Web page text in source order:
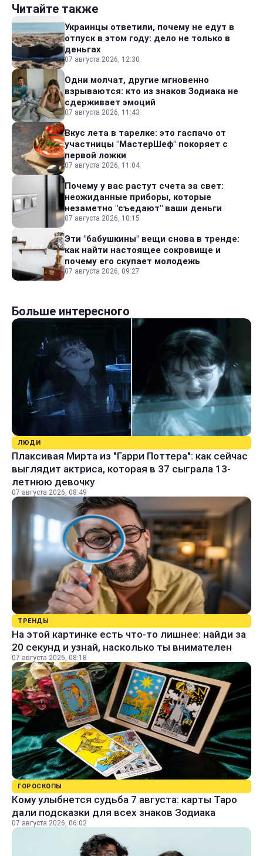
Читайте также
Украинцы ответили, почему не едут в
отпуск в этом году: дело не только в
деньгах
07 августа 2026, 12:30
Одни молчат, другие мгновенно
взрываются: кто из знаков Зодиака не
сдерживает эмоций
07 августа 2026, 11:43
Вкус лета в тарелке: это гаспачо от
участницы "МастерШеф" покоряет с
первой ложки
07 августа 2026, 11:04
Почему у вас растут счета за свет:
неожиданные приборы, которые
незаметно "съедают" ваши деньги
07 августа 2026, 10:15
Эти "бабушкины" вещи снова в тренде:
как найти настоящее сокровище и
почему его скупает молодежь
07 августа 2026, 09:27
Больше интересного
ЛЮДИ
Плаксивая Мирта из "Гарри Поттера": как сейчас
выглядит актриса, которая в 37 сыграла 13-
летнюю девочку
07 августа 2026, 08:49
ТРЕНДЫ
На этой картинке есть что-то лишнее: найди за
20 секунд и узнай, насколько ты внимателен
07 августа 2026, 08:18
ГОРОСКОПЫ
Кому улыбнется судьба 7 августа: карты Таро
дали подсказки для всех знаков Зодиака
07 августа 2026, 06:02